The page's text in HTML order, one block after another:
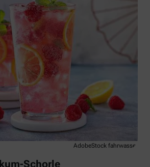
AdobeStock fahrwasser
Schorle